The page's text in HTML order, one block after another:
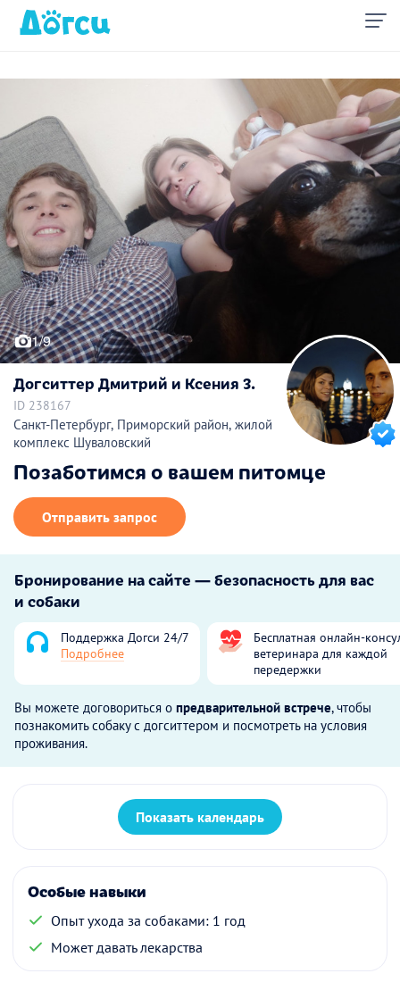
1/9
Догситтер Дмитрий и Ксения З.
ID 238167
Санкт-Петербург, Приморский район, жилой
комплекс Шуваловский
Позаботимся о вашем питомце
Отправить запрос
Бронирование на сайте — безопасность для вас
и собаки
Поддержка Догси 24/7
Подробнее
Бесплатная онлайн-
ветеринара для каждой
передержки
Вы можете договориться о предварительной встрече, чтобы
познакомить собаку с догситтером и посмотреть на условия
проживания.
Показать календарь
Особые навыки
Опыт ухода за собаками: 1 год
Может давать лекарства